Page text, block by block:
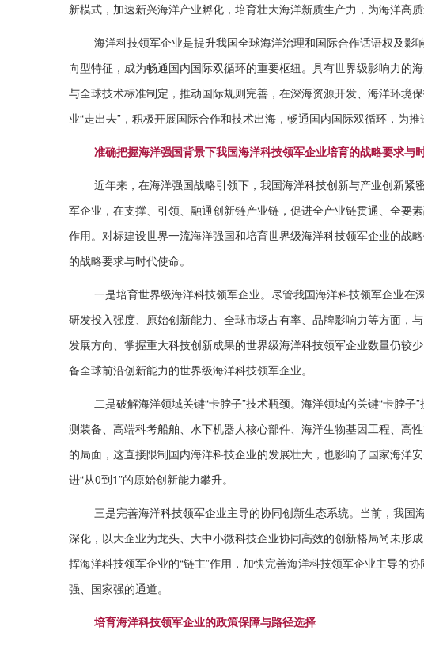
新模式，加速新兴海洋产业孵化，培育壮大海洋新质生产力，为海洋高质
海洋科技领军企业是提升我国全球海洋治理和国际合作话语权及
向型特征，成为畅通国内国际双循环的重要枢纽。具有世界级影响力的
与全球技术标准制定，推动国际规则完善，在深海资源开发、海洋环境
业“走出去”，积极开展国际合作和技术出海，畅通国内国际双循环，为
准确把握海洋强国背景下我国海洋科技领军企业培育的战略要求与
近年来，在海洋强国战略引领下，我国海洋科技创新与产业创新
军企业，在支撑、引领、融通创新链产业链，促进全产业链贯通、全要
作用。对标建设世界一流海洋强国和培育世界级海洋科技领军企业的战
的战略要求与时代使命。
一是培育世界级海洋科技领军企业。尽管我国海洋科技领军企业
研发投入强度、原始创新能力、全球市场占有率、品牌影响力等方面，
发展方向、掌握重大科技创新成果的世界级海洋科技领军企业数量仍较
备全球前沿创新能力的世界级海洋科技领军企业。
二是破解海洋领域关键“卡脖子”技术瓶颈。海洋领域的关键“卡脖
测装备、高端科考船舶、水下机器人核心部件、海洋生物基因工程、高
的局面，这直接限制国内海洋科技企业的发展壮大，也影响了国家海洋
进“从0到1”的原始创新能力攀升。
三是完善海洋科技领军企业主导的协同创新生态系统。当前，我
深化，以大企业为龙头、大中小微科技企业协同高效的创新格局尚未形
挥海洋科技领军企业的“链主”作用，加快完善海洋科技领军企业主导的
强、国家强的通道。
培育海洋科技领军企业的政策保障与路径选择